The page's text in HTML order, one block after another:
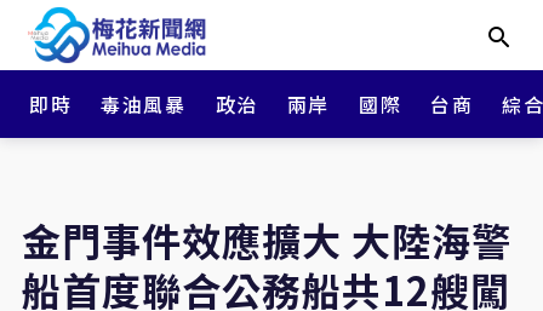
即時 毒油風暴 政治 兩岸 國際 台商 綜
金門事件效應擴大 大陸海警
船首度聯合公務船共12艘闖